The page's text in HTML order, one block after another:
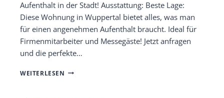
Aufenthalt in der Stadt! Ausstattung: Beste Lage:
Diese Wohnung in Wuppertal bietet alles, was man
für einen angenehmen Aufenthalt braucht. Ideal für
Firmenmitarbeiter und Messegäste! Jetzt anfragen
und die perfekte…
WEITERLESEN GEMÜTLICHE